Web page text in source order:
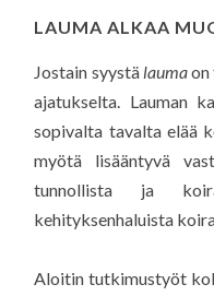
LAUMA ALKAA
Jostain syystä laumaon
ajatukselta. Lauman
sopivalta tavalta elää
myötä lisääntyvä
tunnollista ja
kehityksenhaluista
Aloitin tutkimustyöt